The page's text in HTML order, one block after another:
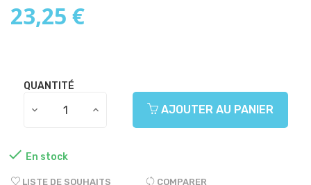
23,25 €
QUANTITÉ
AJOUTER AU PANIER
 En stock
LISTE DE SOUHAITS COMPARER